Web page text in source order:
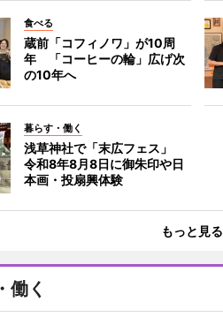
食べる
蔵前「コフィノワ」が10周
年 「コーヒーの輪」広げ次
の10年へ
暮らす・働く
浅草神社で「末広フェス」
令和8年8月8日に御朱印や日
本画・投扇興体験
もっと見る
働く